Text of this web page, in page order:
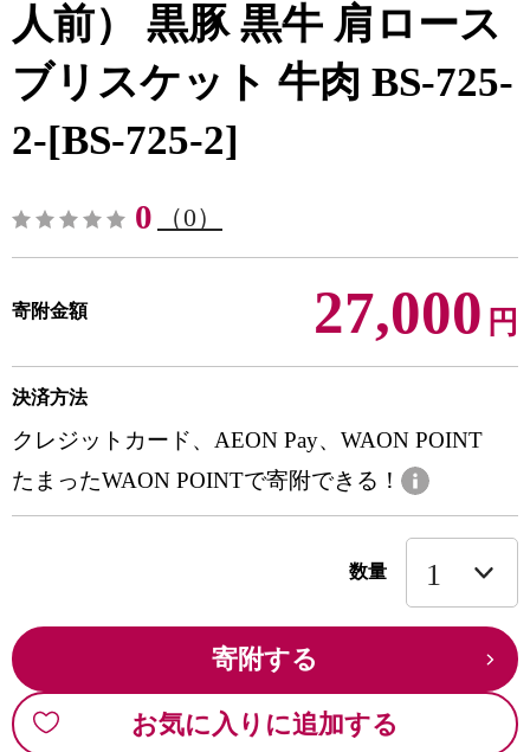
人前） 黒豚 黒牛 肩ロース
ブリスケット 牛肉 BS-725-
2-[BS-725-2]
0 （0）
寄附金額 27,000 円
決済方法
クレジットカード、AEON Pay、WAON POINT
たまったWAON POINTで寄附できる！
数量
寄附する
お気に入りに追加する